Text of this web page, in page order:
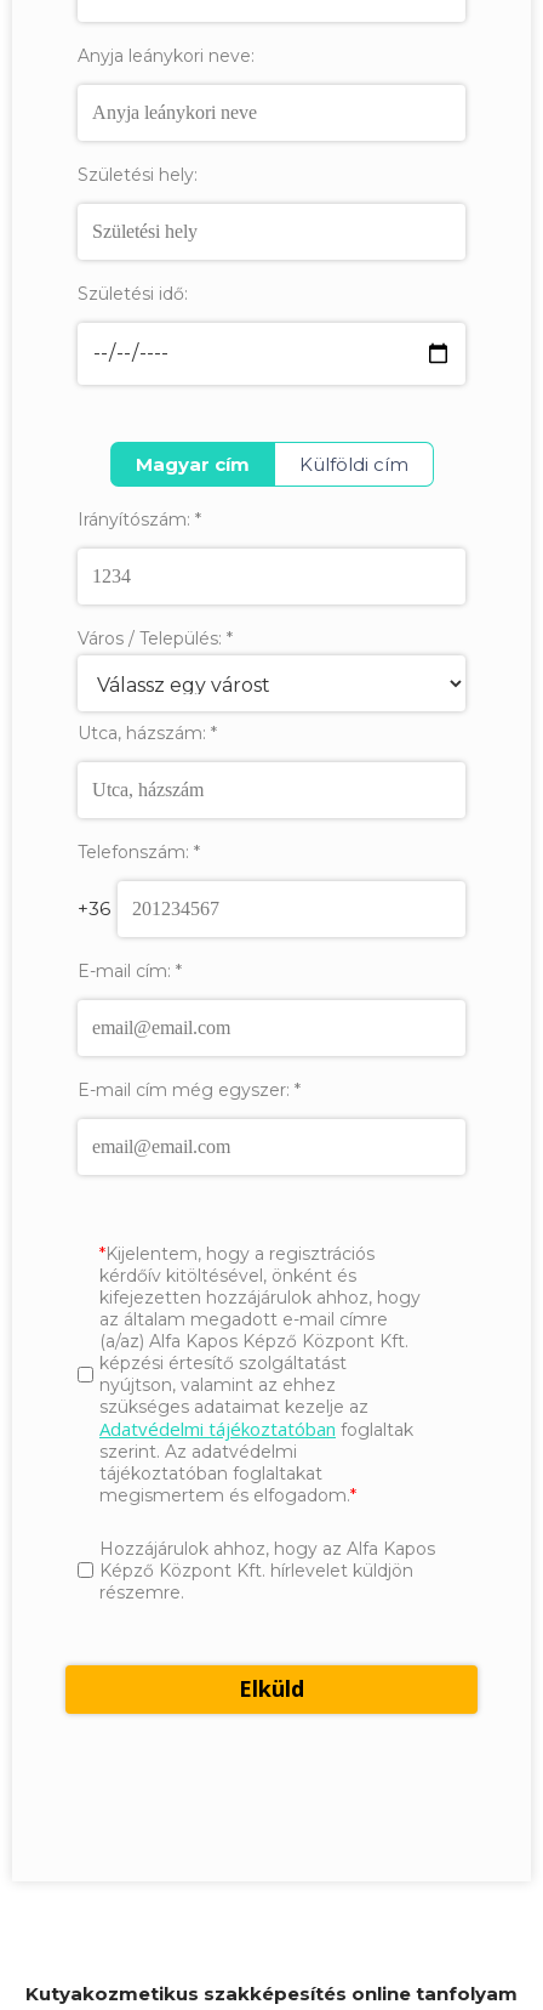
Anyja leánykori neve:
Születési hely:
Születési idő:
Magyar cím Külföldi cím
Irányítószám: *
Város / Település: *
Utca, házszám: *
Telefonszám: *
+36
E-mail cím: *
E-mail cím még egyszer: *
Kijelentem, hogy a regisztrációs
kérdőív kitöltésével, önként és
kifejezetten hozzájárulok ahhoz, hogy
az általam megadott e-mail címre
(a/az) Alfa Kapos Képző Központ Kft.
képzési értesítő szolgáltatást
nyújtson, valamint az ehhez
szükséges adataimat kezelje az
Adatvédelmi tájékoztatóban foglaltak
szerint. Az adatvédelmi
tájékoztatóban foglaltakat
megismertem és elfogadom.
Hozzájárulok ahhoz, hogy az Alfa Kapos
Képző Központ Kft. hírlevelet küldjön
részemre.
Kutyakozmetikus szakképesítés online tanfolyam